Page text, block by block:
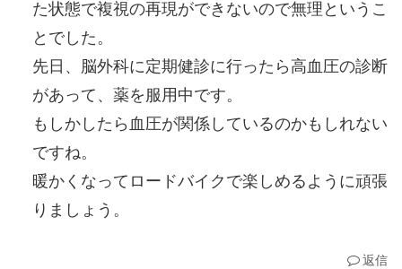
た状態で複視の再現ができないので無理というこ
とでした。
先日、脳外科に定期健診に行ったら高血圧の診断
があって、薬を服用中です。
もしかしたら血圧が関係しているのかもしれない
ですね。
暖かくなってロードバイクで楽しめるように頑張
りましょう。
返信